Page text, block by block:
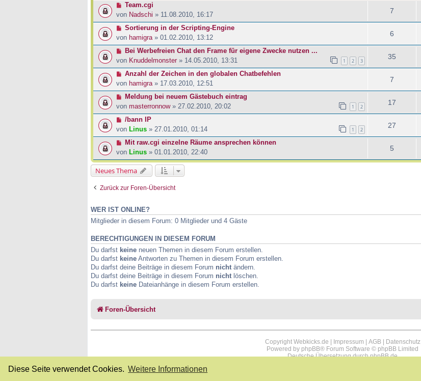
Diese Seite verwendet Cookies. Weitere Informationen
Team.cgi
von Nadschi » 11.08.2010, 16:17 7
Sortierung in der Scripting-Engine
von hamigra » 01.02.2010, 13:12 6
Bei Werbefreien Chat den Frame für eigene Zwecke nutzen ...
von Knuddelmonster » 14.05.2010, 13:31 1 2 3
35
Anzahl der Zeichen in den globalen Chatbefehlen
von hamigra » 17.03.2010, 12:51 7
Meldung bei neuem Gästebuch eintrag
von masterronnow» 27.02.2010, 20:02 1 2
17
/bann IP
von Linus » 27.01.2010, 01:14 1 2
27
Mit raw.cgi einzelne Räume ansprechen können
von Linus » 01.01.2010, 22:40 5
Neues Thema
Zurück zur Foren-Übersicht
WER IST ONLINE?
Mitglieder in diesem Forum: 0 Mitglieder und 4 Gäste
BERECHTIGUNGEN IN DIESEM FORUM
Du darfst keine neuen Themen in diesem Forum erstellen.
Du darfst keine Antworten zu Themen in diesem Forum erstellen.
Du darfst deine Beiträge in diesem Forum nicht ändern.
Du darfst deine Beiträge in diesem Forum nicht löschen.
Du darfst keine Dateianhänge in diesem Forum erstellen.
Foren-Übersicht
Copyright Webkicks.de | Impressum | AGB| Datenschutz
Powered by phpBB® Forum Software © phpBB Limited
Deutsche Übersetzung durchphpBB.de